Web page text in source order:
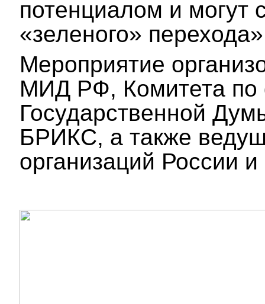
потенциалом и могут
«зеленого»
Мероприятие
МИД РФ, Комитета по
Государственной
БРИКС, а также
организаций России